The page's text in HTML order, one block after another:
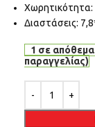
Χωρητικότητα:
Διαστάσεις:
1 σε απόθεμα
παραγγελίας)